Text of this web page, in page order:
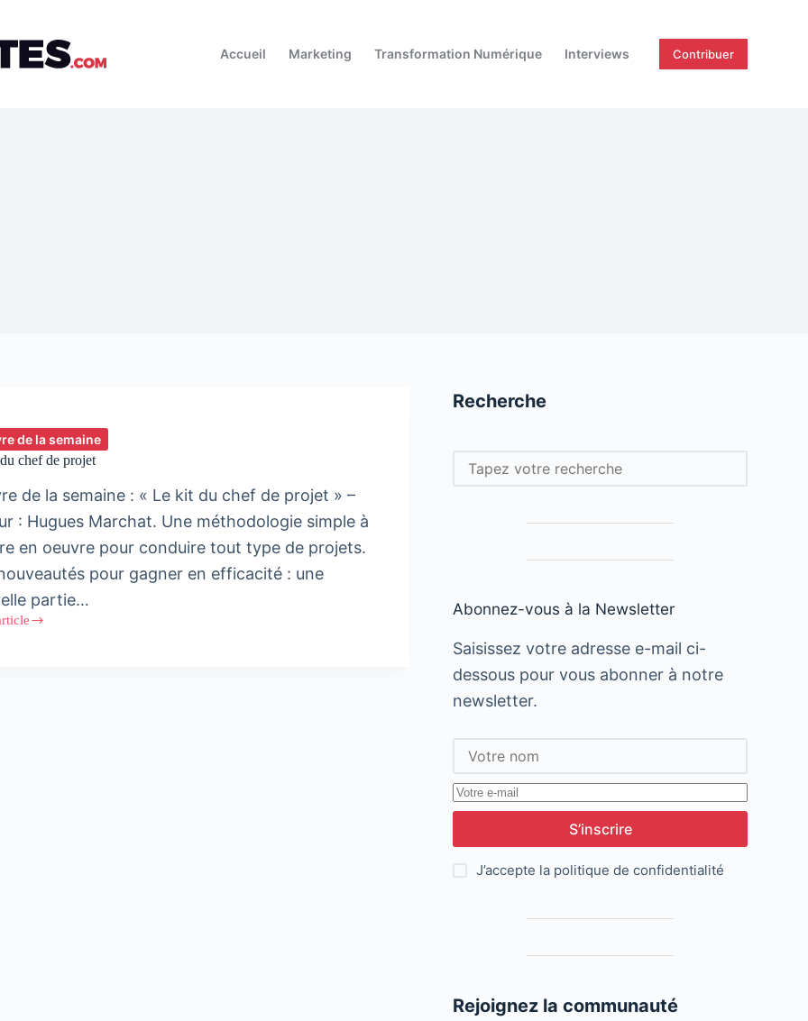
Accueil
Marketing Transformation Numérique Interviews Contribuer
de la semaine
chef de projet
de la semaine : « Le kit du chef de projet » –
: Hugues Marchat. Une méthodologie simple à
en oeuvre pour conduire tout type de projets.
pour gagner en efficacité : une
partie…
Recherche
Rechercher
Abonnez-vous à la Newsletter
Saisissez votre adresse e-mail ci-
dessous pour vous abonner à notre
newsletter.
S’inscrire
J’accepte la politique de confidentialité
Rejoignez la communauté